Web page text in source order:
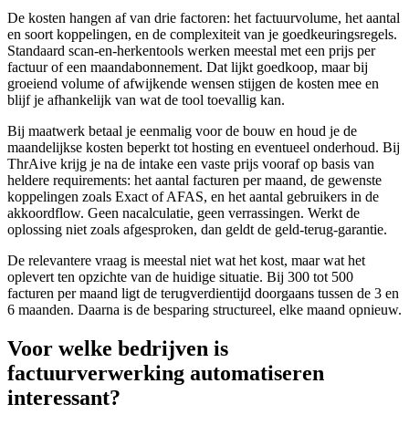
De kosten hangen af van drie factoren: het factuurvolume, het aantal
en soort koppelingen, en de complexiteit van je goedkeuringsregels.
Standaard scan-en-herkentools werken meestal met een prijs per
factuur of een maandabonnement. Dat lijkt goedkoop, maar bij
groeiend volume of afwijkende wensen stijgen de kosten mee en
blijf je afhankelijk van wat de tool toevallig kan.
Bij maatwerk betaal je eenmalig voor de bouw en houd je de
maandelijkse kosten beperkt tot hosting en eventueel onderhoud. Bij
ThrAive krijg je na de intake een vaste prijs vooraf op basis van
heldere requirements: het aantal facturen per maand, de gewenste
koppelingen zoals Exact of AFAS, en het aantal gebruikers in de
akkoordflow. Geen nacalculatie, geen verrassingen. Werkt de
oplossing niet zoals afgesproken, dan geldt de geld-terug-garantie.
De relevantere vraag is meestal niet wat het kost, maar wat het
oplevert ten opzichte van de huidige situatie. Bij 300 tot 500
facturen per maand ligt de terugverdientijd doorgaans tussen de 3 en
6 maanden. Daarna is de besparing structureel, elke maand opnieuw.
Voor welke bedrijven is
factuurverwerking automatiseren
interessant?